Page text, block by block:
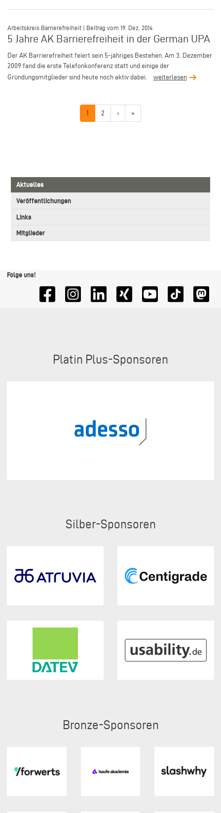
Level
Main
Aktuelles
Veröffentlichungen
Links
Mitglieder
Arbeitskreis Barrierefreiheit | Beitrag vom 19. Dez. 2014
5 Jahre AK Barrierefreiheit in der German UPA
Der AK Barrierefreiheit feiert sein 5-jähriges Bestehen. Am 3. Dezember
2009 fand die erste Telefonkonferenz statt und einige der
Gründungsmitglieder sind heute noch aktiv dabei.
weiterlesen
Aktuelle
Seite
1 Page
2
Nächste
Seite
›
Letzte
Seite
»
Folge uns!
Silber
Bronze
Platin Plus